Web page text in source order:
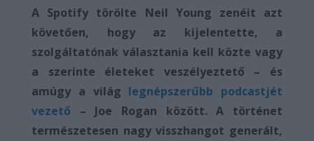
A Spotify törölte Neil Young zenéit azt
követően, hogy az kijelentette, a
szolgáltatónak választania kell közte vagy
a szerinte életeket veszélyeztető – és
amúgy a világ legnépszerűbb podcastjét
vezető – Joe Rogan között. A történet
természetesen nagy visszhangot generált,